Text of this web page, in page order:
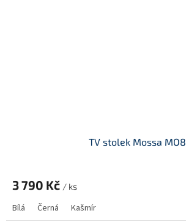
TV stolek Mossa MO8
3 790 Kč / ks
Bílá Černá Kašmír